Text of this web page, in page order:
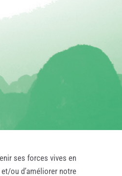
ses forces vives en
ou d’améliorer notre